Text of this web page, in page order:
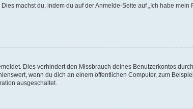
machst du, indem du auf der Anmelde-Seite auf „Ich habe mein
Dies verhindert den Missbrauch deines Benutzerkontos
wenn du dich an einem öffentlichen Computer, zum
ausgeschaltet.